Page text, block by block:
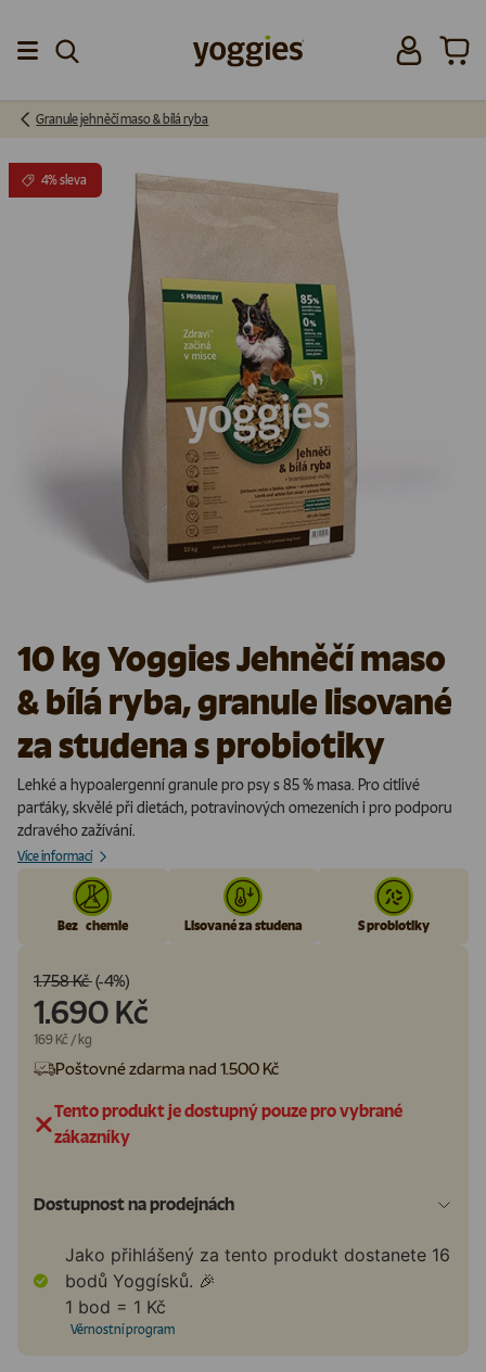
Přeskočit na obsah
Přihlásit se
Granule jehněčí maso & bílá ryba
4% sleva
10 kg Yoggies Jehněčí maso
& bílá ryba, granule lisované
za studena s probiotiky
Lehké a hypoalergenní granule pro psy s 85 % masa. Pro citlivé
parťáky, skvělé při dietách, potravinových omezeních i pro podporu
zdravého zažívání.
Více informací
Bez chemie Lisované za studena S probiotiky
1.758 Kč(-4%)
1.690 Kč
Cena za jednotku
169 Kč / kg
Poštovné zdarma nad 1.500 Kč
Tento produkt je dostupný pouze pro vybrané
zákazníky
Dostupnost na prodejnách
Jako přihlášený za tento produkt dostanete 16
bodů Yoggísků. 🎉
1 bod = 1 Kč
Věrnostní program